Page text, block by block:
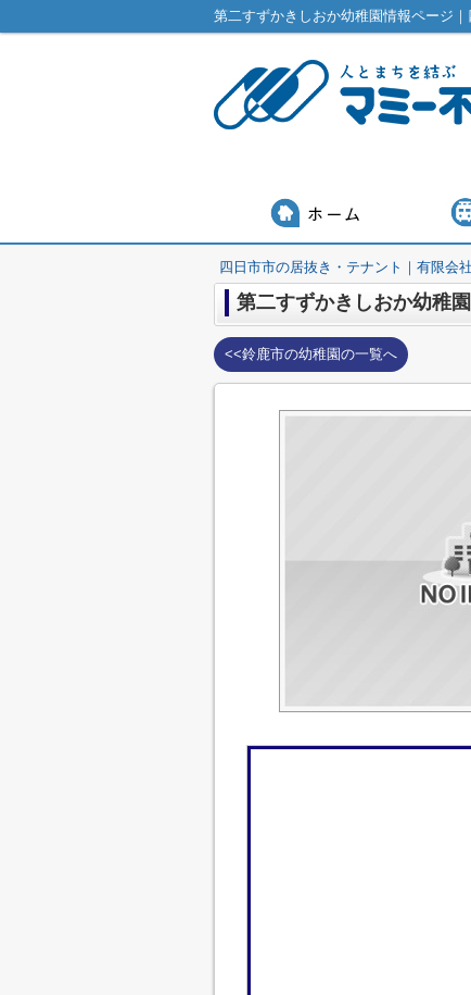
第二すずかきしおか幼稚園情報ページ
四日市市の居抜き・テナント｜有限会
第二すずかきしおか幼稚園
<<鈴鹿市の幼稚園の一覧へ